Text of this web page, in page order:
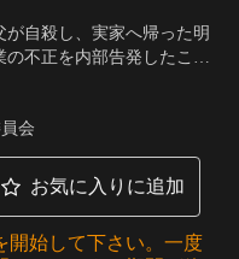
自殺し、実家へ帰った明
不正を内部告発したこと
、「子供たちを生かすた
徳観を持ち…。
会
お気に入りに追加
開始して下さい。一度